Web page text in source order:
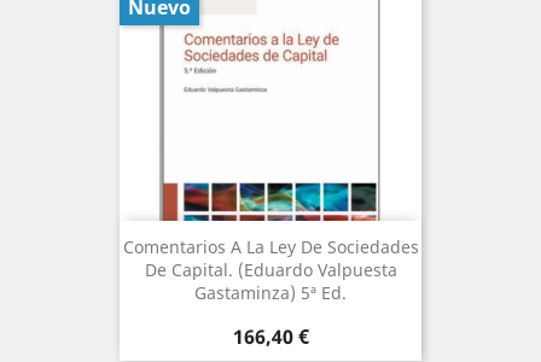
Comentarios A La Ley De Sociedades
De Capital. (Eduardo Valpuesta
Gastaminza) 5ª Ed.
Precio
166,40 €
Nuevo